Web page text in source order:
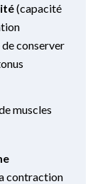
(capacité
conserver
muscles
contraction